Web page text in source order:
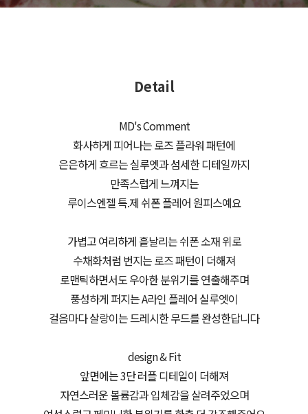
Detail
MD's Comment
화사하게 피어나는 로즈 플라워 패턴에
은은하게 흐르는 실루엣과 섬세한 디테일까지
만족스럽게 느껴지는
루이스엔젤 특.제 쉬폰 플레어 원피스예요
가볍고 여리하게 흩날리는 쉬폰 소재 위로
수채화처럼 번지는 로즈 패턴이 더해져
로맨틱하면서도 우아한 분위기를 연출해주며
풍성하게 퍼지는 A라인 플레어 실루엣이
걸음마다 살랑이는 드레시한 무드를 완성한답니다
design & Fit
앞면에는 3단 러플 디테일이 더해져
자연스러운 볼륨감과 입체감을 살려주었으며